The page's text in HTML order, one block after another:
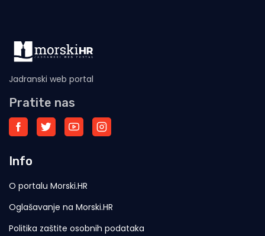
Jadranski web portal
Pratite nas
Info
O portalu Morski.HR
Oglašavanje na Morski.HR
Politika zaštite osobnih podataka